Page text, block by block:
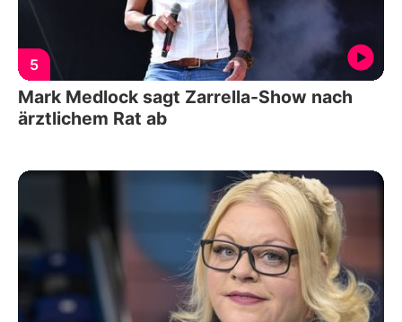
5
Mark Medlock sagt Zarrella-Show nach
ärztlichem Rat ab